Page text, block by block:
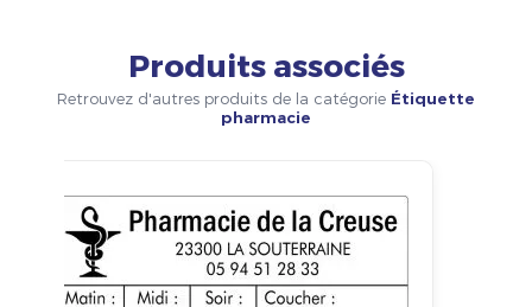
Produits associés
Retrouvez d'autres produits de la catégorie Étiquette
pharmacie